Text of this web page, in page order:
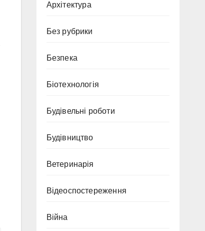
Архітектура
Без рубрики
Безпека
Біотехнологія
Будівельні роботи
Будівництво
Ветеринарія
Відеоспостереження
Війна